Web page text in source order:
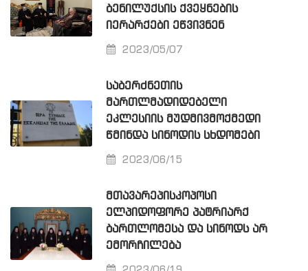
ᲑᲔᲜᲘᲚᲣᲥᲡᲘᲡ ᲥᲕᲔᲧᲜᲔᲑᲘᲡ
ᲘᲔᲠᲐᲠᲥᲔᲑᲘ ᲔᲬᲕᲘᲕᲜᲔᲜ
2023/05/07
ᲡᲐᲑᲔᲠᲫᲜᲔᲗᲘᲡ
ᲛᲐᲠᲗᲚᲛᲐᲓᲘᲓᲔᲑᲔᲚᲘ
ᲔᲙᲚᲔᲡᲘᲘᲡ ᲛᲣᲓᲛᲘᲕᲛᲝᲥᲛᲔᲓᲘ
ᲬᲛᲘᲜᲓᲐ ᲡᲘᲜᲝᲓᲘᲡ ᲡᲮᲓᲝᲛᲔᲑᲘ
2023/06/15
ᲛᲗᲐᲕᲐᲠᲔᲞᲘᲡᲙᲝᲞᲝᲡᲘ
ᲔᲚᲞᲘᲓᲝᲤᲝᲠᲔ ᲞᲐᲢᲠᲘᲐᲠᲥ
ᲑᲐᲠᲗᲚᲝᲛᲔᲡᲐ ᲓᲐ ᲡᲘᲜᲝᲓᲡ ᲐᲠ
ᲔᲛᲝᲠᲩᲘᲚᲔᲑᲐ